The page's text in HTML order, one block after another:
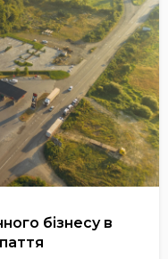
бізнесу в